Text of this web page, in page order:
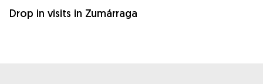
Drop in visits in Zumárraga